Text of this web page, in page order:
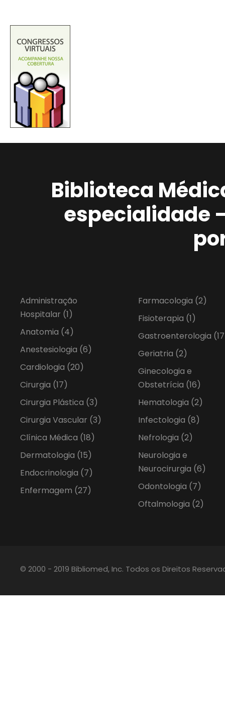
Biblioteca
especialidade
Administração
Hospitalar (1)
Anatomia (4)
Anestesiologia (6)
Cardiologia (20)
Cirurgia (17)
Cirurgia Plástica (3)
Cirurgia Vascular (3)
Clínica Médica (18)
Dermatologia (15)
Endocrinologia (7)
Enfermagem (27)
Farmacologia (2)
Fisioterapia (1)
Gastroenterologia
Geriatria (2)
Ginecologia e
Obstetrícia (16)
Hematologia (2)
Infectologia (8)
Nefrologia (2)
Neurologia e
Neurocirurgia (6)
Odontologia (7)
Oftalmologia (2)
© 2000 - 2019 Bibliomed, Inc. Todos os Direitos